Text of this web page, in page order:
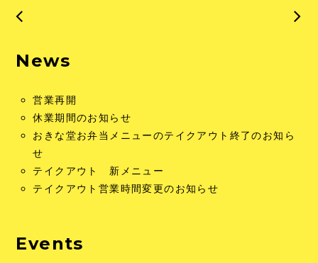
News
営業再開
休業期間のお知らせ
おきな堂お弁当メニューのテイクアウト終了のお知ら
せ
テイクアウト 新メニュー
テイクアウト営業時間変更のお知らせ
Events